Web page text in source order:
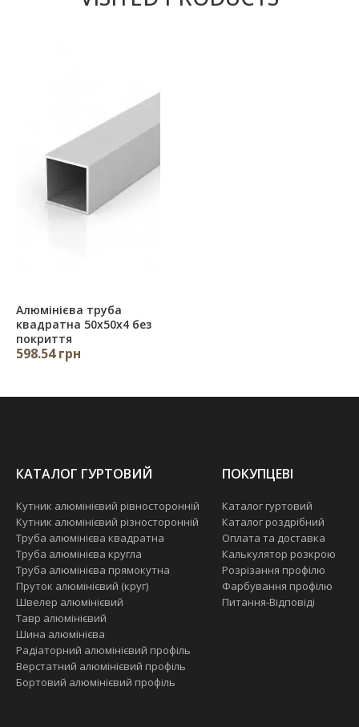
Алюмінієва труба
квадратна 50х50х4 без
покриття
598.54 грн
КАТАЛОГ ГУРТОВИЙ
Кутник алюмінієвий рівносторонній
Кутник алюмінієвий різносторонній
Труба алюмінієва квадратна
Труба алюмінієва кругла
Труба алюмінієва прямокутна
Пруток алюмінієвий (круг)
Швелер алюмінієвий
Тавр алюмінієвий
Шина алюмінієва
Радіаторний алюмінієвий профіль
Верстатний алюмінієвий профіль
Бортовий алюмінієвий профіль
ПОКУПЦЕВІ
Каталог гуртовий
Каталог роздрібний
Оплата та доставка
Калькулятор розкрою
Розрізання профілю
Фарбування профілю
Питання-Відповіді